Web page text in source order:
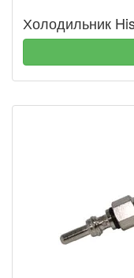
Холодильник